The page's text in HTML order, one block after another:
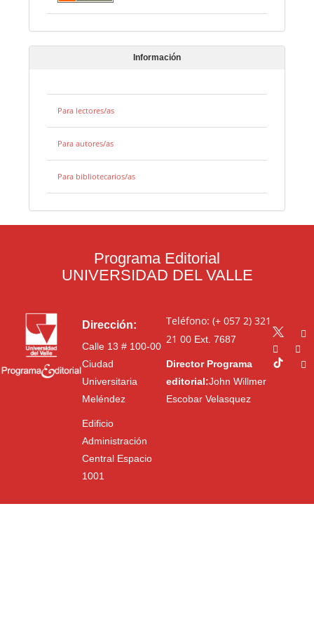
Información
Para lectores/as
Para autores/as
Para bibliotecarios/as
Programa Editorial
UNIVERSIDAD DEL VALLE
Dirección:
Calle 13 # 100-00
Ciudad
Universitaria
Meléndez
Edificio
Administración
Central Espacio
1001
Teléfono: (+ 057 2) 321
21 00Ext. 7687
Director Programa
editorial:John Willmer
Escobar Velasquez